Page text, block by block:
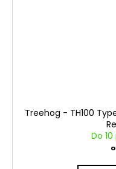
Treehog - TH100
Do